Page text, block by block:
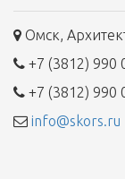
Омск,
+7 (3812) 990
+7 (3812) 990
info@skors.ru